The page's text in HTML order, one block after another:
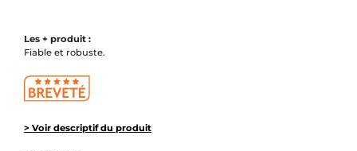
Les + produit :
Fiable et robuste.
> Voir descriptif du produit